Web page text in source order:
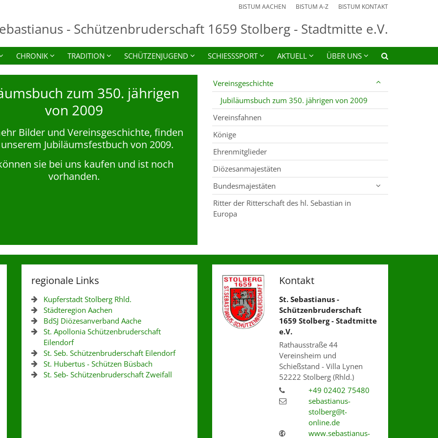
BISTUM AACHEN BISTUM A-Z BISTUM KONTAKT
- Schützenbruderschaft 1659 Stolberg - Stadtmitte e.V.
CHRONIK TRADITION SCHÜTZENJUGEND SCHIESSSPORT AKTUELL ÜBER UNS
zum 350. jährigen
von 2009
Bilder und Vereinsgeschichte, finden
Jubiläumsfestbuch von 2009.
sie bei uns kaufen und ist noch
vorhanden.
Vereinsgeschichte
Jubiläumsbuch zum 350. jährigen von 2009
Vereinsfahnen
Könige
Ehrenmitglieder
Diözesanmajestäten
Bundesmajestäten
Ritter der Ritterschaft des hl. Sebastian in
Europa
regionale Links
Kupferstadt Stolberg Rhld.
Städteregion Aachen
BdSJ Diözesanverband Aache
St. Apollonia Schützenbruderschaft
Eilendorf
St. Seb. Schützenbruderschaft Eilendorf
St. Hubertus - Schützen Büsbach
St. Seb- Schützenbruderschaft Zweifall
Kontakt
St. Sebastianus -
Schützenbruderschaft
1659 Stolberg - Stadtmitte
e.V.
Rathausstraße 44
Vereinsheim und
Schießstand - Villa Lynen
52222 Stolberg (Rhld.)
+49 02402 75480
sebastianus-
stolberg@t-
online.de
www.sebastianus-